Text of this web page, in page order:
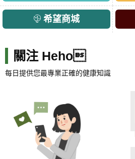
希望商城
關注 Heho
每日提供您最專業正確的健康知識